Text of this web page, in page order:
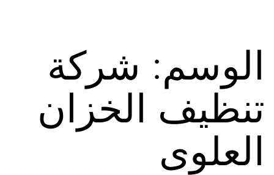
الوسم: شركة
تنظيف الخزان
العلوى